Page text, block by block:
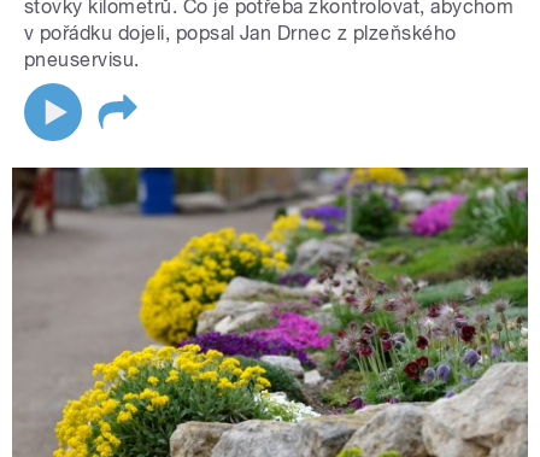
stovky kilometrů. Co je potřeba zkontrolovat, abychom
v pořádku dojeli, popsal Jan Drnec z plzeňského
pneuservisu.